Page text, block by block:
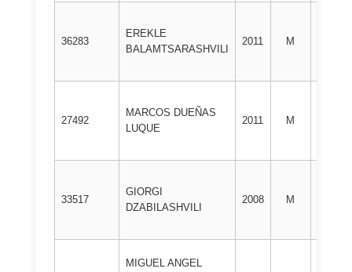
36283
EREKLE
BALAMTSARASHVILI
2011 M
27492
MARCOS DUEÑAS
LUQUE
2011 M
33517
GIORGI
DZABILASHVILI
2008 M
MIGUEL ANGEL